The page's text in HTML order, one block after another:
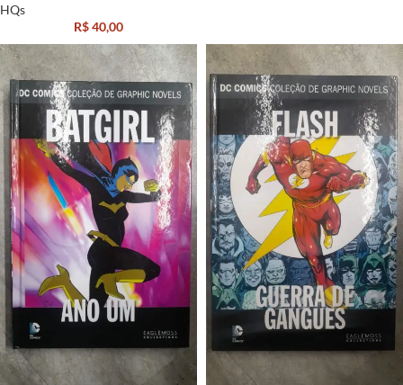
HQs
R$40,00